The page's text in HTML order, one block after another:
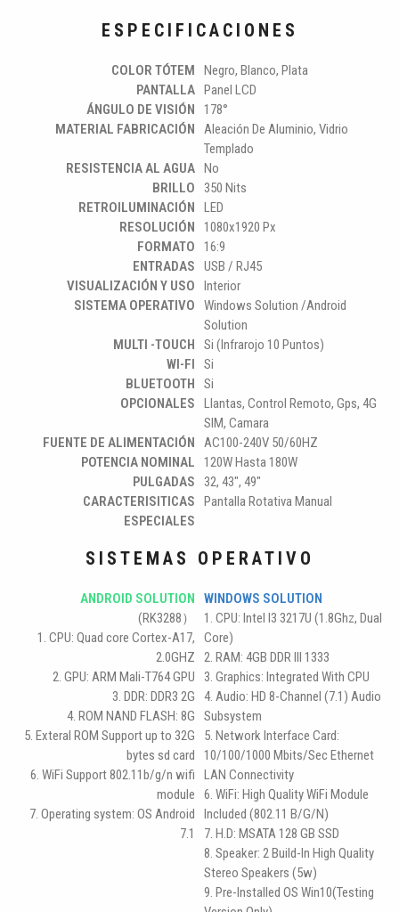
ESPECIFICACIONES
COLOR TÓTEM
Negro, Blanco, Plata
PANTALLA Panel LCD
ÁNGULO DE VISIÓN
178°
MATERIAL FABRICACIÓN
Aleación De Aluminio, Vidrio
Templado
RESISTENCIA AL AGUA No
BRILLO
350 Nits
RETROILUMINACIÓN
LED
RESOLUCIÓN
1080x1920 Px
FORMATO
16:9
ENTRADAS
USB / RJ45
VISUALIZACIÓN Y USO
Interior
SISTEMA OPERATIVO
Windows Solution /Android
Solution
MULTI -TOUCH
Si (Infrarojo 10 Puntos)
WI-FI
Si
BLUETOOTH
Si
OPCIONALES
Llantas, Control Remoto, Gps, 4G
SIM, Camara
FUENTE DE ALIMENTACIÓN
AC100-240V 50/60HZ
POTENCIA NOMINAL
120W Hasta 180W
PULGADAS
32, 43", 49"
CARACTERISITICAS
ESPECIALES
Pantalla Rotativa Manual
SISTEMAS OPERATIVO
ANDROID SOLUTION
(RK3288）
1. CPU: Quad core Cortex-A17,
2.0GHZ
2. GPU: ARM Mali-T764 GPU
3. DDR: DDR3 2G
4. ROM NAND FLASH: 8G
5. Exteral ROM Support up to 32G
bytes sd card
6. WiFi Support 802.11b/g/n wifi
module
7. Operating system: OS Android
7.1
WINDOWS SOLUTION
1. CPU: Intel I3 3217U (1.8Ghz, Dual
Core)
2. RAM: 4GB DDR III 1333
3. Graphics: Integrated With CPU
4. Audio: HD 8-Channel (7.1) Audio
Subsystem
5. Network Interface Card:
10/100/1000 Mbits/sec Ethernet
LAN Connectivity
6. WiFi: High Quality WiFi Module
Included (802.11 B/G/N)
7. H.D: MSATA 128 GB SSD
8. Speaker: 2 Build-In High Quality
Stereo Speakers (5w)
9. Pre-Installed OS Win10(testing